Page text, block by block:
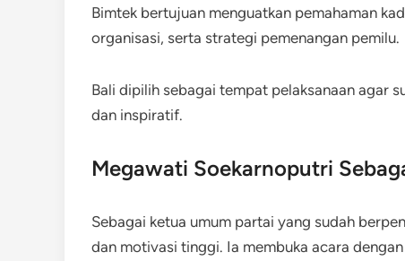
Bimtek bertujuan menguatkan pemahaman
organisasi, serta strategi pemenangan pemilu.
Bali dipilih sebagai tempat pelaksanaan agar
dan inspiratif.
Megawati Soekarnoputri
Sebagai ketua umum partai yang sudah
dan motivasi tinggi. Ia membuka acara